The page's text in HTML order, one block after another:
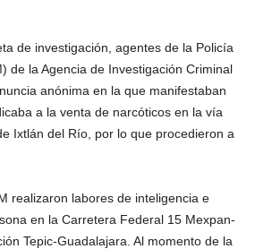
de investigación, agentes de la Policía
de la Agencia de Investigación Criminal
anónima en la que manifestaban
a la venta de narcóticos en la vía
Ixtlán del Río, por lo que procedieron a
realizaron labores de inteligencia e
en la Carretera Federal 15 Mexpan-
Tepic-Guadalajara. Al momento de la